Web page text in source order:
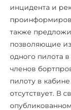
инцидента и
также
позволяющие
одного пилота
членов
пилоту в
отсутствует. В